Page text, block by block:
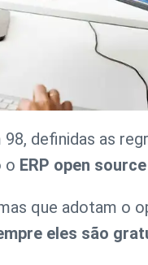
98, definidas as
o ERP open source
que adotam o
eles são